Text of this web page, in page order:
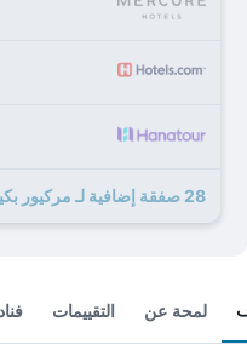
28 صفقة إضافية لـ مركيور بكين داون تاون
لمحة عن التقييمات